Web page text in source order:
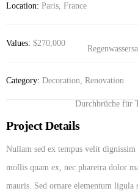
Location: Paris, France
Values: $270,000
Category: Decoration, Renovation
Project Details
Nullam sed ex tempus velit
mollis quam ex, nec pharetra dolor
mauris. Sed ornare elementum ligula